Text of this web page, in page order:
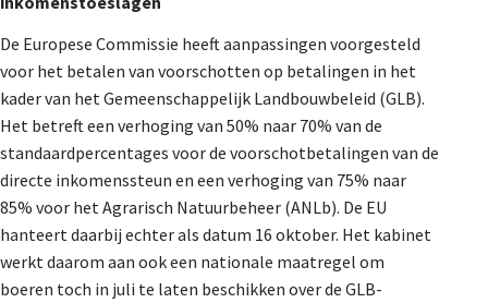
De Europese Commissie heeft aanpassingen voorgesteld
voor het betalen van voorschotten op betalingen in het
kader van het Gemeenschappelijk Landbouwbeleid (GLB).
Het betreft een verhoging van 50% naar 70% van de
standaardpercentages voor de voorschotbetalingen van de
directe inkomenssteun en een verhoging van 75% naar
85% voor het Agrarisch Natuurbeheer (ANLb). De EU
hanteert daarbij echter als datum 16 oktober. Het kabinet
werkt daarom aan ook een nationale maatregel om
boeren toch in juli te laten beschikken over de GLB-